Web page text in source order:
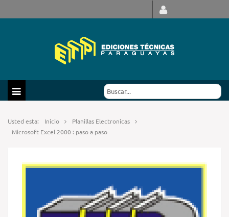
Usted esta: Inicio
Planillas Electronicas
Microsoft Excel 2000 : paso a paso